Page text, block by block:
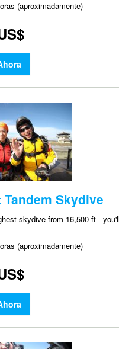
(aproximadamente)
Tandem Skydive
skydive from 16,500 ft -
(aproximadamente)